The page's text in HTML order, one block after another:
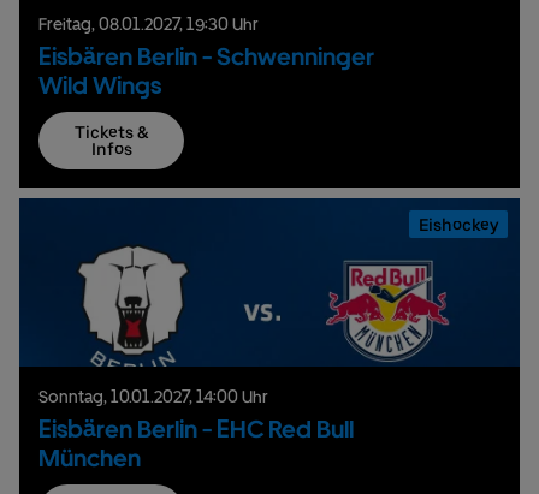
Freitag,08.01.2027,19:30 Uhr
Eisbären Berlin - Schwenninger
Wild Wings
Tickets &
Infos
Eishockey
Sonntag,10.01.2027,14:00 Uhr
Eisbären Berlin - EHC Red Bull
München